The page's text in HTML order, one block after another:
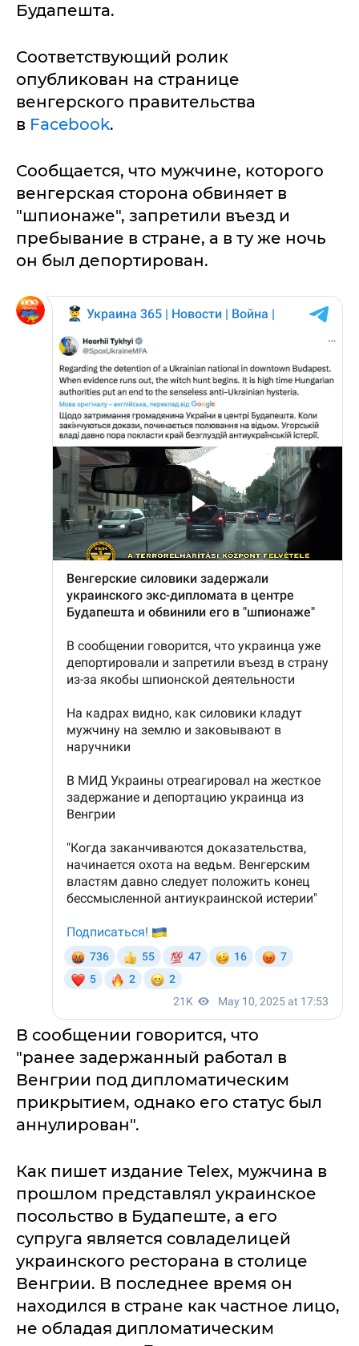
Будапешта.
Соответствующий ролик
опубликован на странице
венгерского правительства
в Facebook.
Сообщается, что мужчине, которого
венгерская сторона обвиняет в
"шпионаже", запретили въезд и
пребывание в стране, а в ту же ночь
он был депортирован.
В сообщении говорится, что
"ранее задержанный работал в
Венгрии под дипломатическим
прикрытием, однако его статус был
аннулирован".
Как пишет издание Telex, мужчина в
прошлом представлял украинское
посольство в Будапеште, а его
супруга является совладелицей
украинского ресторана в столице
Венгрии. В последнее время он
находился в стране как частное лицо,
не обладая дипломатическим